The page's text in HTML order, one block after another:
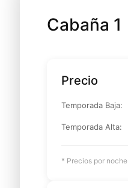
Cabaña 1
Precio
Temporada Baja:
Temporada Alta:
* Precios por noche